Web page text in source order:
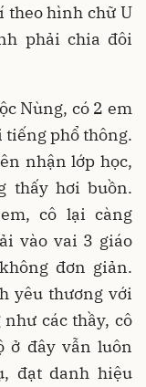
theo hình chữ U
phải chia đôi
Nùng, có 2 em
tiếng phổ thông.
nhận lớp học,
thấy hơi buồn.
cô lại càng
vào vai 3 giáo
đơn giản.
yêu thương với
các thầy, cô
ở đây vẫn luôn
đạt danh hiệu